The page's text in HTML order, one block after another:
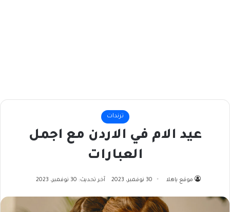
ترندات
عيد الام في الاردن مع اجمل
العبارات
موقع ياهلا 30 نوفمبر، 2023 آخر تحديث: 30 نوفمبر، 2023